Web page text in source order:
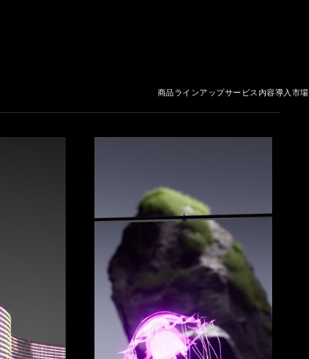
商品ラインアップサービス内容導入市場